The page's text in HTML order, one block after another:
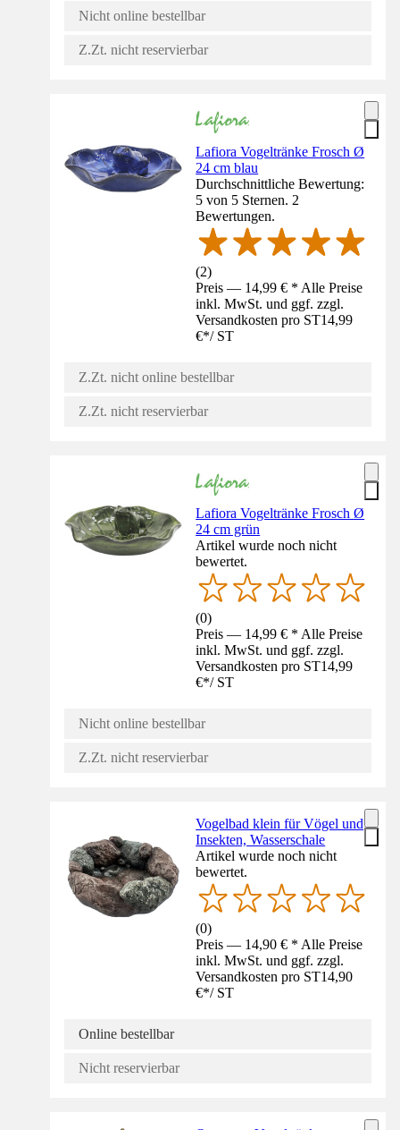
Nicht online bestellbar
Z.Zt. nicht reservierbar
Lafiora Vogeltränke Frosch Ø
24 cm blau
Durchschnittliche Bewertung:
5 von 5 Sternen. 2
Bewertungen.
(2)
Preis — 14,99 € * Alle Preise
inkl. MwSt. und ggf. zzgl.
Versandkosten pro ST14,99
€*/ ST
Z.Zt. nicht online bestellbar
Z.Zt. nicht reservierbar
Lafiora Vogeltränke Frosch Ø
24 cm grün
Artikel wurde noch nicht
bewertet.
(0)
Preis — 14,99 € * Alle Preise
inkl. MwSt. und ggf. zzgl.
Versandkosten pro ST14,99
€*/ ST
Nicht online bestellbar
Z.Zt. nicht reservierbar
Vogelbad klein für Vögel und
Insekten, Wasserschale
Artikel wurde noch nicht
bewertet.
(0)
Preis — 14,90 € * Alle Preise
inkl. MwSt. und ggf. zzgl.
Versandkosten pro ST14,90
€*/ ST
Online bestellbar
Nicht reservierbar